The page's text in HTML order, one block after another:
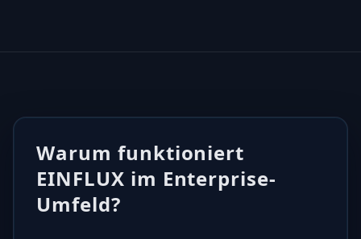
Warum funktioniert
EINFLUX im Enterprise-
Umfeld?